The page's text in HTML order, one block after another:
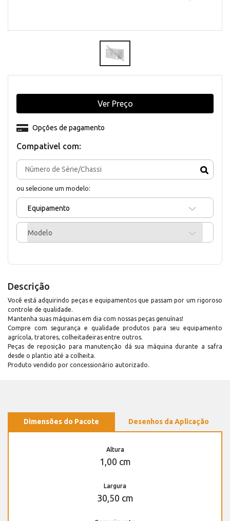
Compativel com:
ou selecione um modelo:
Equipamento
Modelo
Opções de pagamento
Ver Preço
Descrição
Você está adquirindo peças e equipamentos que passam por um rigoroso
controle de qualidade.
Mantenha suas máquinas em dia com nossas peças genuínas!
Compre com segurança e qualidade produtos para seu equipamento
agrícola, tratores, colheitadeiras entre outros.
Peças de reposição para manutenção dá sua máquina durante a safra
desde o plantio até a colheita.
Produto vendido por concessionário autorizado.
Dimensões do Pacote Desenhos da Aplicação
Altura
1,00 cm
Largura
30,50 cm